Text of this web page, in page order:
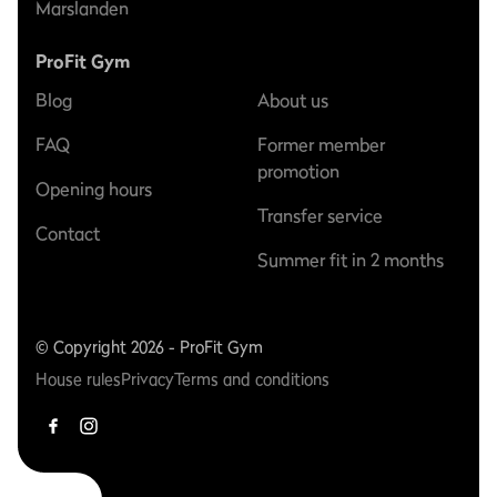
Marslanden
ProFit Gym
Blog
FAQ
Opening hours
Contact
About us
Former member
promotion
Transfer service
Summer fit in 2 months
© Copyright 2026 - ProFit Gym
House rulesPrivacyTerms and conditions